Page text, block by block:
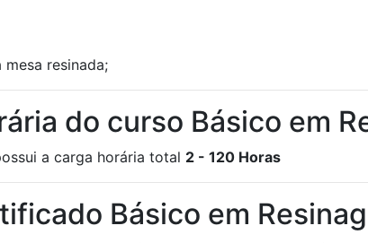
resinada;
do curso Básico em
a carga horária total 2 - 120 Horas
Básico em